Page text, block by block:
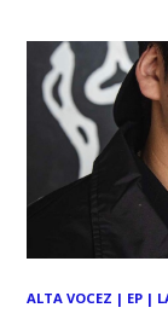
ALTA VOCEZ | EP |